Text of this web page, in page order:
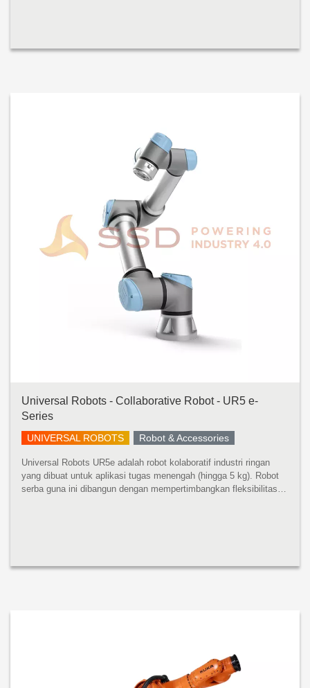
Universal Robots - Collaborative Robot - UR5 e-
Series
UNIVERSAL ROBOTS Robot & Accessories
Universal Robots UR5e adalah robot kolaboratif industri ringan
yang dibuat untuk aplikasi tugas menengah (hingga 5 kg). Robot
serba guna ini dibangun dengan mempertimbangkan fleksibilitas